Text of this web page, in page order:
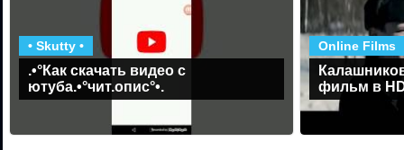
• Skutty •
.•°Как скачать видео с
ютуба.•°чит.опис°•.
Online Films
фильм в